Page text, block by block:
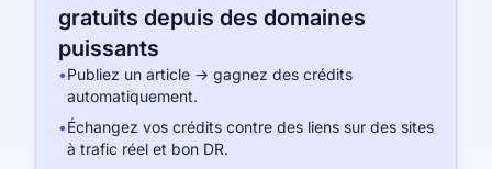
gratuits depuis des domaines
puissants
•Publiez un article → gagnez des crédits
automatiquement.
•Échangez vos crédits contre des liens sur des sites
à trafic réel et bon DR.